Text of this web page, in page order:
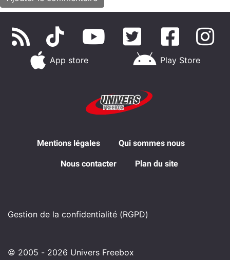
App store Play Store
Mentions légales Qui sommes nous
Nous contacter Plan du site
Gestion de la confidentialité (RGPD)
© 2005 - 2026 Univers Freebox